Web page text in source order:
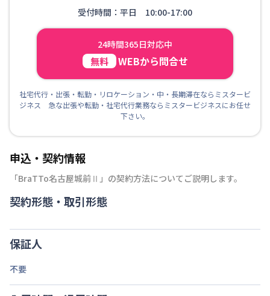
受付時間：平日 10:00-17:00
24時間365日対応中
無料 WEBから問合せ
社宅代行・出張・転勤・リロケーション・中・長期滞在ならミスタービ
ジネス 急な出張や転勤・社宅代行業務ならミスタービジネスにお任せ
下さい。
申込・契約情報
「BraTTo名古屋城前Ⅱ 」の契約方法についてご説明します。
契約形態・取引形態
保証人
不要